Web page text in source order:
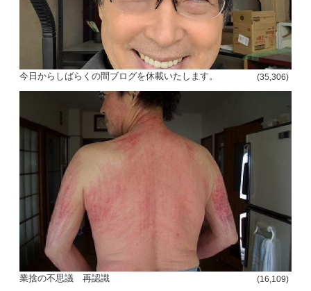
今日からしばらくの間ブログを休載いたします。 (35,306)
業捨の不思議 再認識 (16,109)